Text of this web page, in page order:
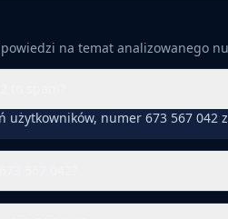
na temat analizowanego
użytkowników, numer 673 567